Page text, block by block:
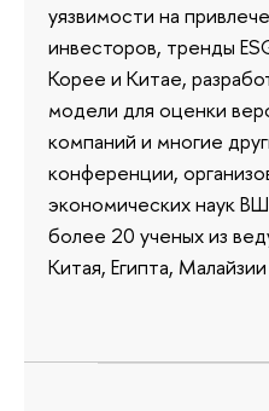
уязвимости на
инвесторов, тренды
Корее и Китае,
модели для оценки
компаний и многие
конференции,
экономических наук
более 20 ученых из
Китая, Египта,